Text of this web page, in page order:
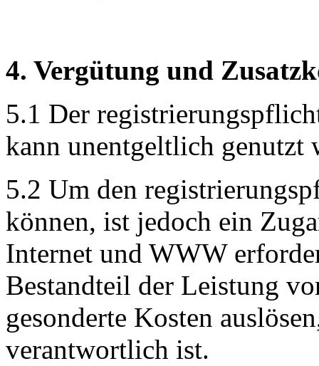
4. Vergütung und
5.1 Der
kann unentgeltlich genutzt
5.2 Um den
können, ist jedoch ein
Internet und WWW
Bestandteil der Leistung
gesonderte Kosten
verantwortlich ist.